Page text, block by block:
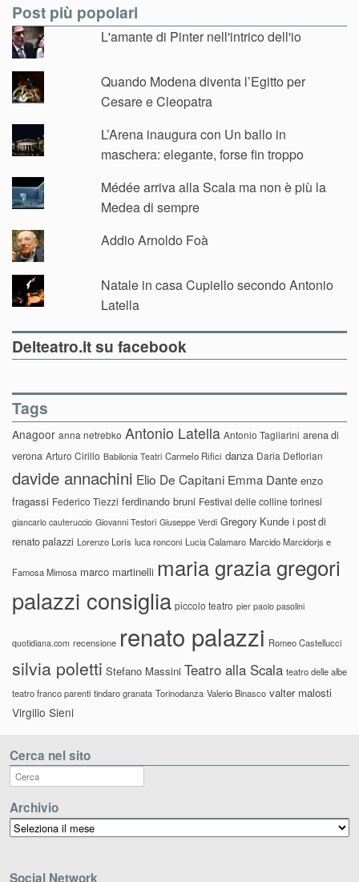
Post più popolari
L'amante di Pinter nell'intrico dell'io
Quando Modena diventa l’Egitto per
Cesare e Cleopatra
L’Arena inaugura con Un ballo in
maschera: elegante, forse fin troppo
Médée arriva alla Scala ma non è più la
Medea di sempre
Addio Arnoldo Foà
Natale in casa Cupiello secondo Antonio
Latella
Delteatro.it su facebook
Tags
Anagoor anna netrebko Antonio Latella Antonio Tagliarini arena di
verona Arturo Cirillo Babilonia Teatri Carmelo Rifici danza Daria Deflorian
davide annachini Elio De Capitani Emma Dante enzo
fragassi Federico Tiezzi ferdinando bruni Festival delle colline torinesi
giancarlo cauteruccio Giovanni Testori Giuseppe Verdi Gregory Kunde i post di
renato palazzi Lorenzo Loris luca ronconi Lucia Calamaro Marcido Marcidorjs e
Famosa Mimosa marco martinelli maria grazia gregori
palazzi consiglia piccolo teatro pier paolo pasolini
quotidiana.com recensione renato palazzi Romeo Castellucci
silvia poletti Stefano Massini Teatro alla Scala teatro delle albe
teatro franco parenti tindaro granata Torinodanza Valerio Binasco valter malosti
Virgilio Sieni
Cerca nel sito
Archivio
Archivio
Social Network